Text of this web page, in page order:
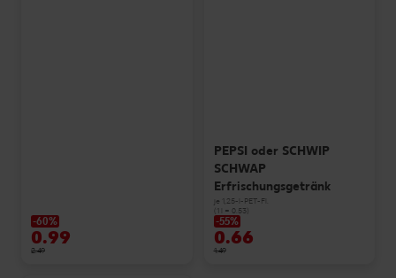
-60%
0.99
2.49
PEPSI oder SCHWIP
SCHWAP
Erfrischungsgetränk
je 1,25-l-PET-Fl.
(1 l = 0.53)
-55%
0.66
1.49